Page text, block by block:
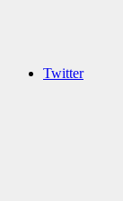
Twitter